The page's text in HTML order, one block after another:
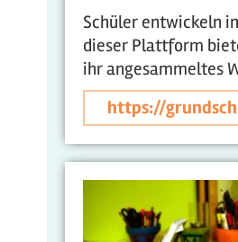
Schüler entwickeln
dieser Plattform
ihr angesammeltes
https://